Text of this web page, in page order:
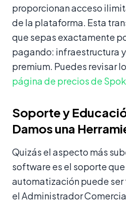
proporcionan acceso
de la plataforma. Esta
que sepas exactamente
pagando: infraestructura
premium. Puedes revisar
página de precios de
Soporte y
Damos una
Quizás el aspecto más
software es el soporte
automatización puede
el Administrador